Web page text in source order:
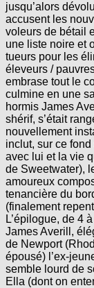
jusqu’alors
accusent les
voleurs de bétail
une liste noire et
tueurs pour les
éleveurs /
embrase tout le
culmine en une
hormis James
shérif, s’était
nouvellement
inclut, sur ce
avec lui et la vie
de Sweetwater),
amoureux
tenancière du
(finalement
L’épilogue, de 4
James Averill,
de Newport
épousé) l’ex-
semble lourd de
Ella (dont on